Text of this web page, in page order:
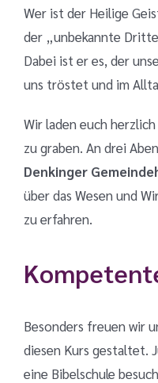
Wer ist der Heilige
der „unbekannte
Dabei ist er es, der
uns tröstet und im
Wir laden euch
zu graben. An drei
Denkinger
über das Wesen und
zu erfahren.
Besonders freuen wir
diesen Kurs gestaltet.
eine Bibelschule